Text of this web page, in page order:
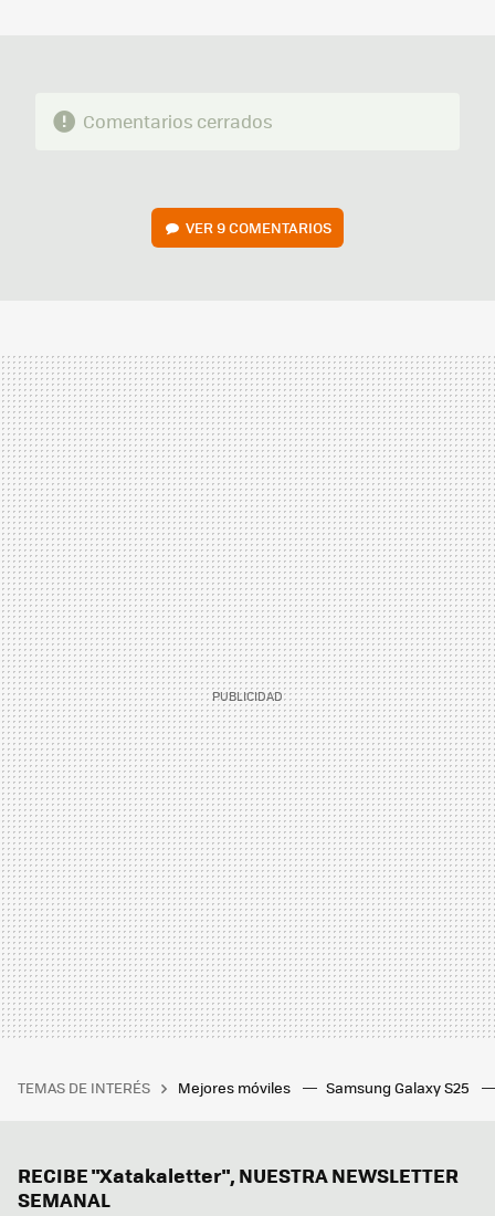
Comentarios cerrados
VER9 COMENTARIOS
TEMAS DE INTERÉS Mejores móviles Samsung Galaxy S25
RECIBE "Xatakaletter", NUESTRA NEWSLETTER
SEMANAL